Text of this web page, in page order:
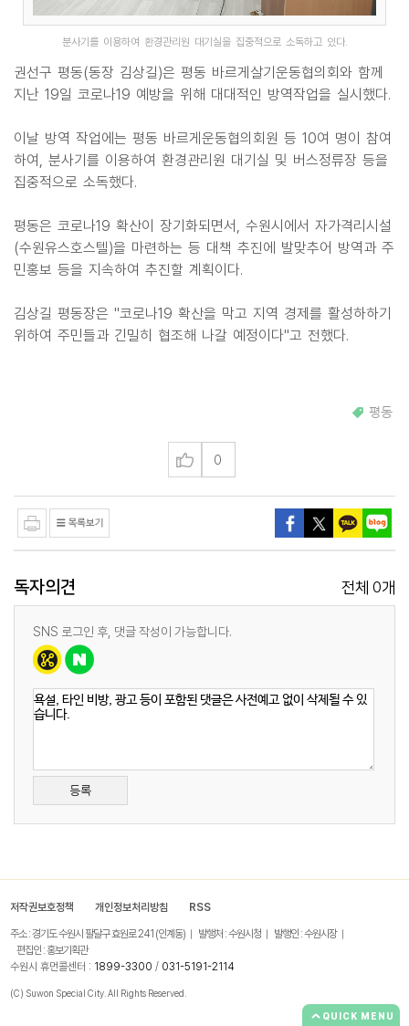
분사기를 이용하여 환경관리원 대기실을 집중적으로 소독하고 있다.
권선구 평동(동장 김상길)은 평동 바르게살기운동협의회와 함께
지난 19일 코로나19 예방을 위해 대대적인 방역작업을 실시했다.
이날 방역 작업에는 평동 바르게운동협의회원 등 10여 명이 참여
하여, 분사기를 이용하여 환경관리원 대기실 및 버스정류장 등을
집중적으로 소독했다.
평동은 코로나19 확산이 장기화되면서, 수원시에서 자가격리시설
(수원유스호스텔)을 마련하는 등 대책 추진에 발맞추어 방역과 주
민홍보 등을 지속하여 추진할 계획이다.
김상길 평동장은 "코로나19 확산을 막고 지역 경제를 활성하하기
위하여 주민들과 긴밀히 협조해 나갈 예정이다"고 전했다.
평동
0
독자의견 전체 0개
SNS 로그인 후, 댓글 작성이 가능합니다.
등록
저작권보호정책 개인정보처리방침 RSS
주소 : 경기도 수원시 팔달구 효원로 241 (인계동) 발행처 : 수원시청
발행인 : 수원시장
편집인 : 홍보기획관
수원시 휴먼콜센터 : 1899-3300 / 031-5191-2114
(C) Suwon Special City. All Rights Reserved.
QUICK MENU